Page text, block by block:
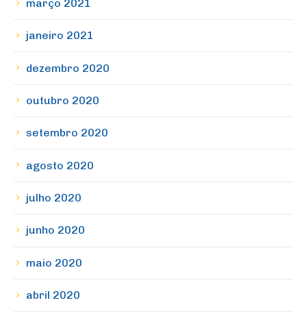
março 2021
janeiro 2021
dezembro 2020
outubro 2020
setembro 2020
agosto 2020
julho 2020
junho 2020
maio 2020
abril 2020